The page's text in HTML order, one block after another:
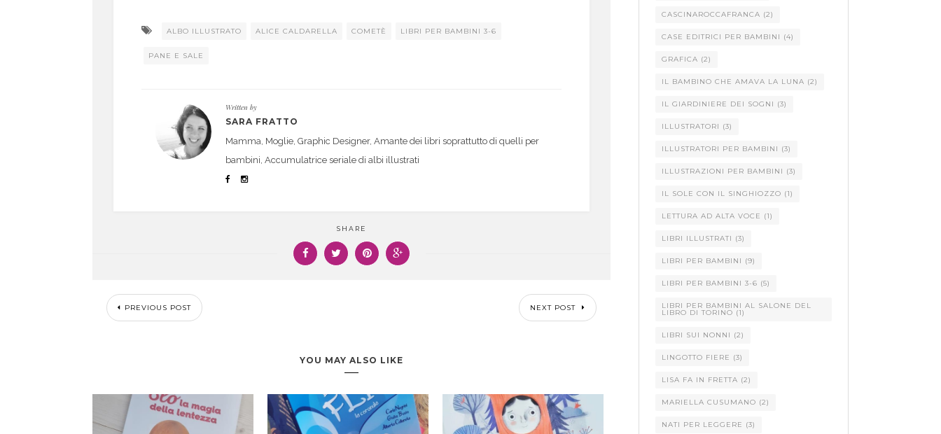
ALBO ILLUSTRATO ALICE CALDARELLA COMETÈ LIBRI PER BAMBINI 3-6
PANE E SALE
Written by
SARA FRATTO
Mamma, Moglie, Graphic Designer, Amante dei libri soprattutto di quelli per
bambini, Accumulatrice seriale di albi illustrati
SHARE
PREVIOUS POST NEXT POST
YOU MAY ALSO LIKE
CASCINAROCCAFRANCA (2)
CASE EDITRICI PER BAMBINI (4)
GRAFICA (2)
IL BAMBINO CHE AMAVA LA LUNA (2)
IL GIARDINIERE DEI SOGNI (3)
ILLUSTRATORI (3)
ILLUSTRATORI PER BAMBINI (3)
ILLUSTRAZIONI PER BAMBINI (3)
IL SOLE CON IL SINGHIOZZO (1)
LETTURA AD ALTA VOCE (1)
LIBRI ILLUSTRATI (3)
LIBRI PER BAMBINI (9)
LIBRI PER BAMBINI 3-6 (5)
LIBRI PER BAMBINI AL SALONE DEL
LIBRO DI TORINO (1)
LIBRI SUI NONNI (2)
LINGOTTO FIERE (3)
LISA FA IN FRETTA (2)
MARIELLA CUSUMANO (2)
NATI PER LEGGERE (3)